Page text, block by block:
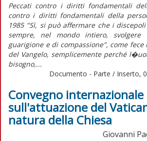
Peccati contro i diritti fondamentali
contro i diritti fondamentali della
1985 "Sì, si può affermare che i
sempre, nel mondo intiero, svolgere
guarigione e di compassione", come
del Vangelo, semplicemente perché
bisogno,...
Documento - Parte / Inserto,
Convegno internazionale
sull'attuazione del
natura della Chiesa
Giovanni